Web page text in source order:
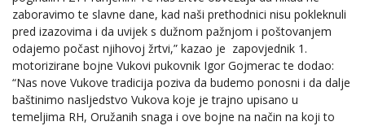
zaboravimo te slavne dane, kad naši prethodnici nisu pokleknuli
pred izazovima i da uvijek s dužnom pažnjom i poštovanjem
odajemo počast njihovoj žrtvi,” kazao je zapovjednik 1.
motorizirane bojne Vukovi pukovnik Igor Gojmerac te dodao:
“Nas nove Vukove tradicija poziva da budemo ponosni i da dalje
baštinimo nasljedstvo Vukova koje je trajno upisano u
temeljima RH, Oružanih snaga i ove bojne na način na koji to